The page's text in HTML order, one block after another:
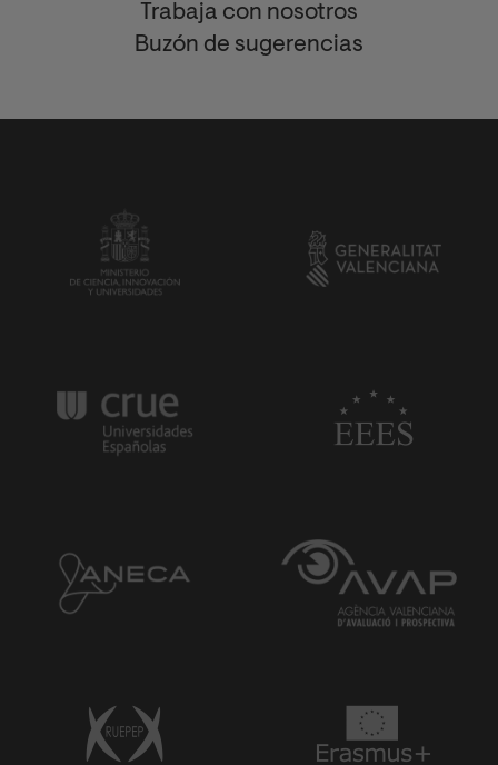
Trabaja con nosotros
Buzón de sugerencias